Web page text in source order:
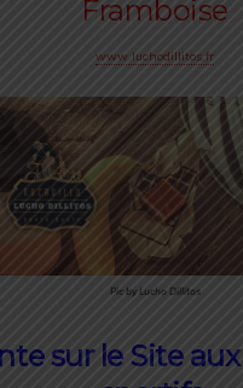
Framboise
www.luchodillitos.fr
Pic by Lucho Dillitos
sur le Site aux